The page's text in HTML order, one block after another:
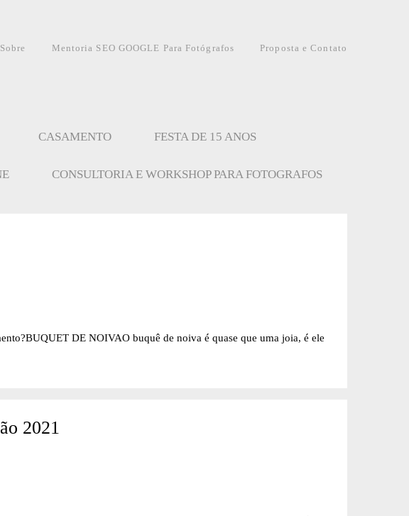
Sobre Mentoria SEO GOOGLE Para Fotógrafos Proposta e Contato
CASAMENTO FESTA DE 15 ANOS
CONSULTORIA E WORKSHOP PARA FOTOGRAFOS
DE NOIVAO buquê de noiva é quase que uma joia, é ele
2021